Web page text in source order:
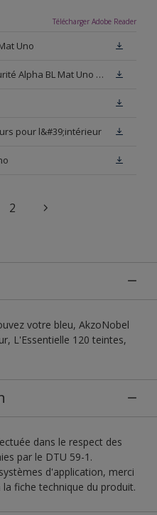
Télécharger Adobe Reader
Uno
Fiche de données de sécurité Alpha BL Mat Uno Base W05
pour l&#39;intérieur
2
votre bleu, AkzoNobel
L'Essentielle 120 teintes,
dans le respect des
par le DTU 59-1.
d'application, merci
fiche technique du produit.